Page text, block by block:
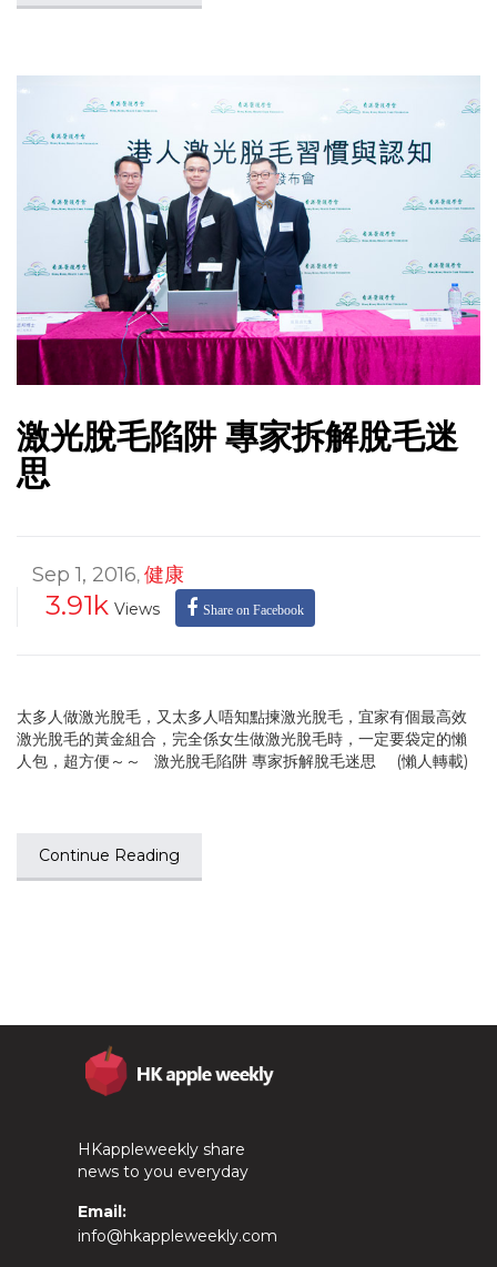
激光脫毛陷阱 專家拆解脫毛迷
思
Sep 1, 2016, 健康
3.91k Views Share on Facebook
太多人做激光脫毛，又太多人唔知點揀激光脫毛，宜家有個最高效
激光脫毛的黃金組合，完全係女生做激光脫毛時，一定要袋定的懶
人包，超方便～～ 激光脫毛陷阱 專家拆解脫毛迷思 (懶人轉載)
Continue Reading
HKappleweekly share
news to you everyday
Email:
info@hkappleweekly.com